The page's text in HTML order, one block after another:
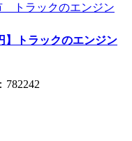
】トラックのエンジン